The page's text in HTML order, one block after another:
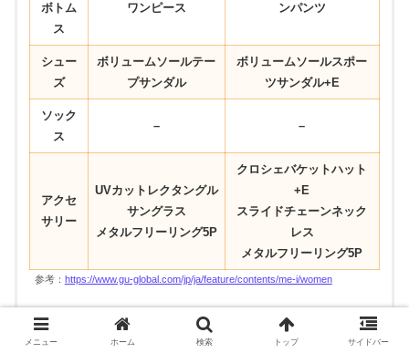
ボトム
ス
ワンピース
ンパンツ
シュー
ズ
ボリュームソールテー
プサンダル
ボリュームソールスポー
ツサンダル+E
ソック
ス
– –
アクセ
サリー
UVカットレクタングル
サングラス
メタルフリーリング5P
クロシェバケットハット
+E
スライドチェーンネック
レス
メタルフリーリング5P
参考： https://www.gu-global.com/jp/ja/feature/contents/me-i/women
メニュー ホーム 検索 トップ サイドバー